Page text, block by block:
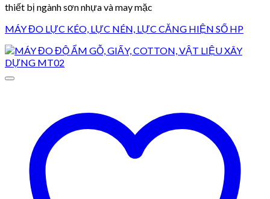
thiết bị ngành sơn nhựa và may mặc
MÁY ĐO LỰC KÉO, LỰC NÉN, LỰC CĂNG HIỆN SỐ HP